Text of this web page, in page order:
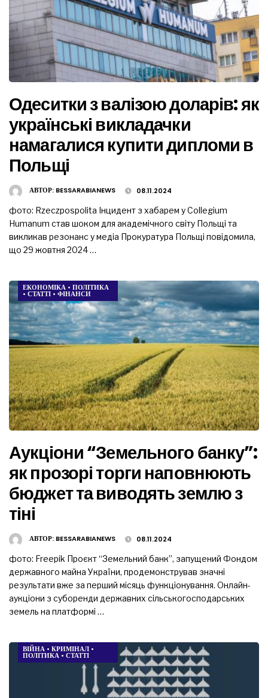
Одеситки з валізою доларів: як
українські викладачки
намагалися купити дипломи в
Польщі
АВТОР: BESSARABIANEWS 08.11.2024
фото: Rzeczpospolita Інцидент з хабарем у Collegium
Humanum став шоком для академічного світу Польщі та
викликав резонанс у медіа Прокуратура Польщі повідомила,
що 29 жовтня 2024 …
ЕКОНОМІКА • ПОЛІТИКА
• СТАТТІ • ФІНАНСИ
Аукціони “Земельного банку”:
як прозорі торги наповнюють
бюджет та виводять землю з
тіні
АВТОР: BESSARABIANEWS 08.11.2024
фото: Freepik Проєкт “Земельний банк”, запущений Фондом
державного майна України, продемонстрував значні
результати вже за перший місяць функціонування. Онлайн-
аукціони з суборенди державних сільськогосподарських
земель на платформі …
ВІЙНА • КРИМІНАЛ •
ПОЛІТИКА • СТАТТІ